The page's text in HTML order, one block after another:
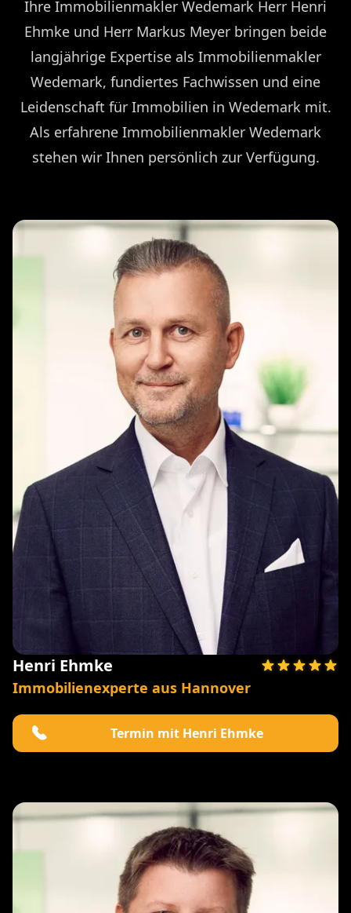
Ihre Immobilienmakler Wedemark Herr Henri
Ehmke und Herr Markus Meyer bringen beide
langjährige Expertise als Immobilienmakler
Wedemark, fundiertes Fachwissen und eine
Leidenschaft für Immobilien in Wedemark mit.
Als erfahrene Immobilienmakler Wedemark
stehen wir Ihnen persönlich zur Verfügung.
Henri Ehmke
Immobilienexperte aus Hannover
Termin mit Henri Ehmke